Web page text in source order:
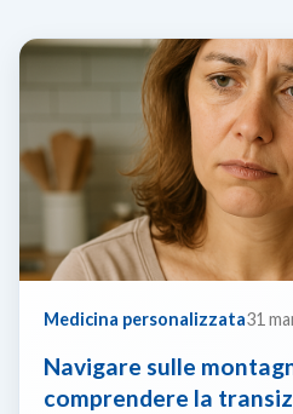
Medicina personalizzata31
Navigare sulle
comprendere la